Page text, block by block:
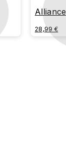
Alliance
28,99 €